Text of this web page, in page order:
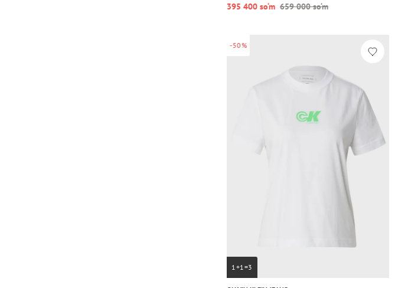
395 400 so‘m 659 000 so‘m
-50%
1+1=3